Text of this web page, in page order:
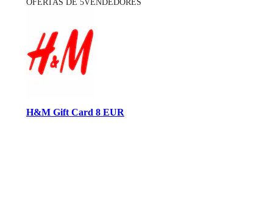
OFERTAS DE 5VENDEDORES
H&M Gift Card 8 EUR